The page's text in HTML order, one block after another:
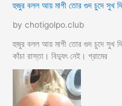
হুজুর বলল আয় মাগী তোর গুদ চুদে সুখ
by chotigolpo.club
হুজুর বলল আয় মাগী তোর গুদ চুদে সুখ
কাঁচা রাস্তা। বিদ্যুৎ নেই। গ্রামের